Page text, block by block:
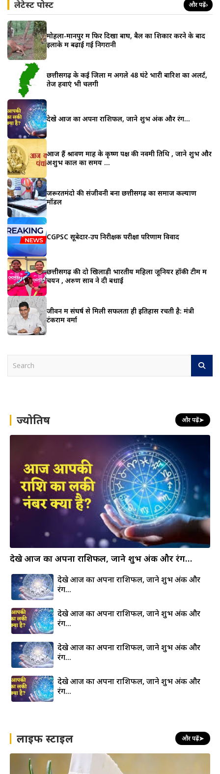
लेटेस्ट पोस्ट और पढ़ें›
मोहला-मानपुर में फिर दिखा बाघ, बैल का शिकार करने के बाद
इलाके में बढ़ाई गई निगरानी
छत्तीसगढ़ के कई जिलों में अगले 48 घंटे भारी बारिश का अलर्ट,
तेज हवाएं भी चलेंगी
देखे आज का अपना राशिफल, जाने शुभ अंक और रंग…
आज हैं श्रावण माह के कृष्ण पक्ष की नवमी तिथि , जाने शुभ और
अशुभ काल का समय …
जरूरतमंदो की संजीवनी बना छत्तीसगढ़ का समाज कल्याण
मॉडल
CGPSC सूबेदार-उप निरीक्षक परीक्षा परिणाम विवाद
छत्तीसगढ़ की दो खिलाड़ी भारतीय महिला जूनियर हॉकी टीम में
चयन , अरुण साव ने दी बधाई
जीवन में संघर्ष से मिली सफलता ही इतिहास रचती है: मंत्री
टंकराम वर्मा
h ज्योतिष और पढ़ें➤
देखे आज का अपना राशिफल, जाने शुभ अंक और रंग…
देखे आज का अपना राशिफल, जाने शुभ अंक और
रंग…
देखे आज का अपना राशिफल, जाने शुभ अंक और
रंग…
देखे आज का अपना राशिफल, जाने शुभ अंक और
रंग…
देखे आज का अपना राशिफल, जाने शुभ अंक और
रंग…
लाइफ स्टाइल और पढ़ें➤